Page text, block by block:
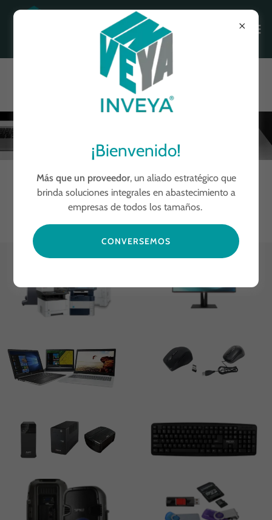
TECNOLOGÍA
REALIZA TU PEDIDO AQUÍ
¡Bienvenido!
Más que un proveedor, un aliado estratégico que
brinda soluciones integrales en abastecimiento a
empresas de todos los tamaños.
CONVERSEMOS